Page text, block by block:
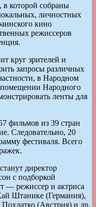
которой собраны
личностных
кино
режиссеров
круг зрителей и
запросы различных
в Народном
Народного
ленты для
фильмов из 39 стран
Следовательно, 20
фестиваля. Всего
директор
с подборкой
— режиссер и актриса
Штанике (Германия),
(Австрия) и др.